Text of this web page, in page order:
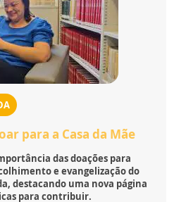
para a Casa da Mãe
das doações para
e evangelização do
destacando uma nova página
para contribuir.